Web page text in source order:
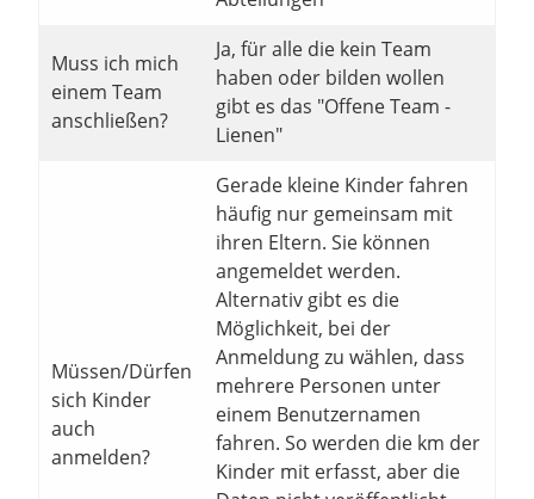
Muss ich mich
einem Team
anschließen?
Ja, für alle die kein Team
haben oder bilden wollen
gibt es das "Offene Team -
Lienen"
Müssen/Dürfen
sich Kinder
auch
anmelden?
Gerade kleine Kinder fahren
häufig nur gemeinsam mit
ihren Eltern. Sie können
angemeldet werden.
Alternativ gibt es die
Möglichkeit, bei der
Anmeldung zu wählen, dass
mehrere Personen unter
einem Benutzernamen
fahren. So werden die km der
Kinder mit erfasst, aber die